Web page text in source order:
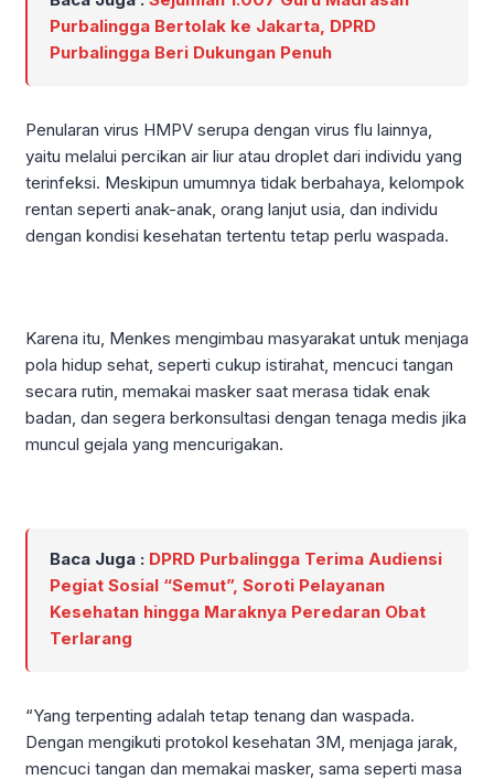
Purbalingga Bertolak ke Jakarta, DPRD
Purbalingga Beri Dukungan Penuh
Penularan virus HMPV serupa dengan virus flu lainnya,
yaitu melalui percikan air liur atau droplet dari individu yang
terinfeksi. Meskipun umumnya tidak berbahaya, kelompok
rentan seperti anak-anak, orang lanjut usia, dan individu
dengan kondisi kesehatan tertentu tetap perlu waspada.
Karena itu, Menkes mengimbau masyarakat untuk menjaga
pola hidup sehat, seperti cukup istirahat, mencuci tangan
secara rutin, memakai masker saat merasa tidak enak
badan, dan segera berkonsultasi dengan tenaga medis jika
muncul gejala yang mencurigakan.
Baca Juga : DPRD Purbalingga Terima Audiensi
Pegiat Sosial “Semut”, Soroti Pelayanan
Kesehatan hingga Maraknya Peredaran Obat
Terlarang
“Yang terpenting adalah tetap tenang dan waspada.
Dengan mengikuti protokol kesehatan 3M, menjaga jarak,
mencuci tangan dan memakai masker, sama seperti masa